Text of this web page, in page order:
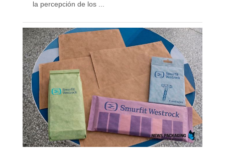
la percepción de los ...